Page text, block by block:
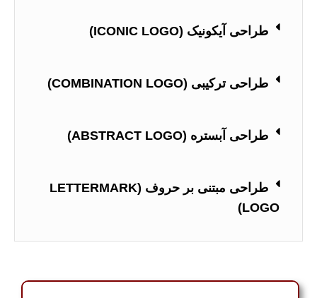
طراحی آیکونیک (ICONIC LOGO)
طراحی ترکیبی (COMBINATION LOGO)
طراحی آبستره (ABSTRACT LOGO)
طراحی مبتنی بر حروف (LETTERMARK
LOGO)